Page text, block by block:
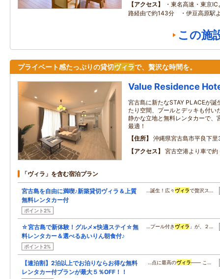
アクセス
・東名高速・東京
路経由で約143分 ・伊豆高原駅
この施
プライベート感たっぷりの貸切ヴィラで、贅沢な時間を。
Value Residence
宮古島に新たなSTAY PLACEが誕
たり空間、プールとデッキも付い
静かな立地と無料レンタカーで、
最適！
住所
沖縄県宮古島市平良下
アクセス
宮古空港より車で約
「ヴィラ」を含む宿泊プラン
宮古島を自由に満喫♪新築貸切ヴィラ＆上質
無料レンタカー付
ポイント2%
…誕生！広々 ヴィラで贅沢ス…
☆宮古島で新体験！グルメ×快適ステイ☆無
料レンタカー＆選べるあいりん朝食付♪
ポイント2%
…プール付き ヴィラ 」が、２…
【連泊割】2泊以上でお泊りならお得な無料
レンタカー付プランが最大５％OFF！！
…点に最高のヴィラ―― こ…